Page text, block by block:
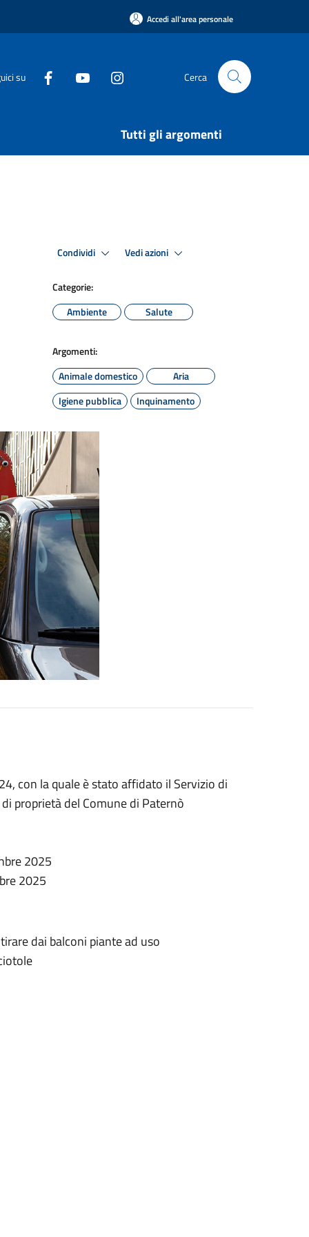
Accedi all'area personale
su Cerca
Tutti gli argomenti
Condividi Vedi azioni
Categorie:
Ambiente
Salute
Argomenti:
Animale domestico
Aria
Igiene pubblica
Inquinamento
con la quale è stato affidato il Servizio di
proprietà del Comune di Paternò
2025
2025
dai balconi piante ad uso